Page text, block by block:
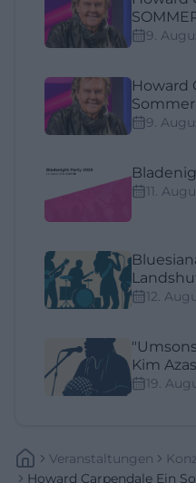
9.
Howard
9.
11.
12.
Kim
19.
Veranstaltungen
Howard Carpendale Ein